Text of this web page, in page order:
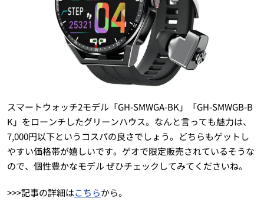
スマートウォッチ2モデル「GH-SMWGA-BK」「GH-SMWGB-B
K」をローンチしたグリーンハウス。なんと言っても魅力は、
7,000円以下というコスパの良さでしょう。どちらもゲットし
やすい価格帯が嬉しいです。ゲオで限定販売されているそうな
ので、個性豊かなモデル ぜひチェックしてみてくださいね。
>>>記事の詳細はこちらから。